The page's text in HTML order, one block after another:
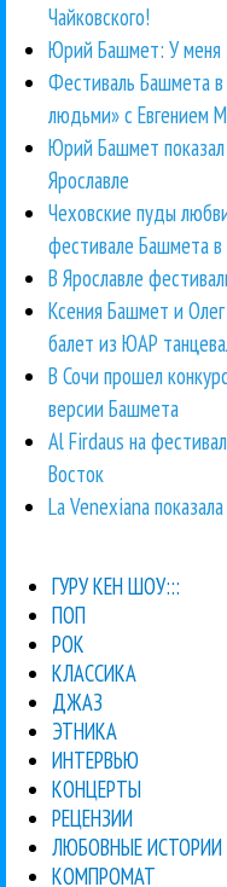
Чайковского!
Юрий Башмет: У меня
Фестиваль Башмета
людьми» с Евгением
Юрий Башмет
Ярославле
Чеховские пуды
фестивале Башмета в
В Ярославле
Ксения Башмет и
балет из ЮАР
В Сочи прошел
версии Башмета
Аl Firdaus на
Восток
La Venexiana
ГУРУ КЕН ШОУ:::
ПОП
РОК
КЛАССИКА
ДЖАЗ
ЭТНИКА
ИНТЕРВЬЮ
КОНЦЕРТЫ
РЕЦЕНЗИИ
ЛЮБОВНЫЕ ИСТОРИИ
КОМПРОМАТ